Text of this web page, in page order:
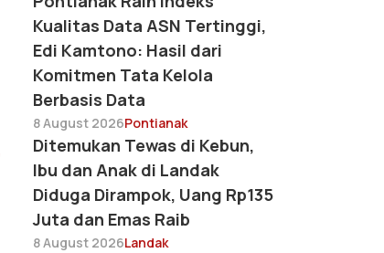
Kualitas Data ASN Tertinggi,
Edi Kamtono: Hasil dari
Komitmen Tata Kelola
Berbasis Data
8 August 2026Pontianak
Ditemukan Tewas di Kebun,
Ibu dan Anak di Landak
Diduga Dirampok, Uang Rp135
Juta dan Emas Raib
8 August 2026Landak